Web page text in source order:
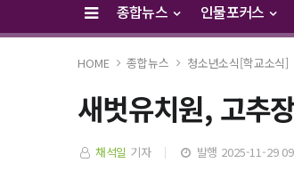
종합뉴스 인물포커스
HOME 종합뉴스 청소년소식[학교소식]
새벗유치원, 고추
채석일 기자 발행 2025-11-29